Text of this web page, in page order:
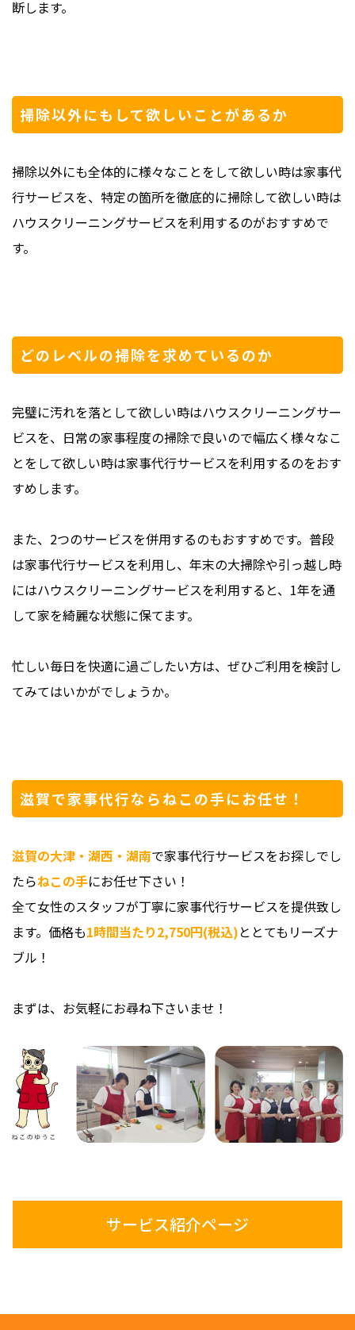
断します。
掃除以外にもして欲しいことがあるか
掃除以外にも全体的に様々なことをして欲しい時は家事代
行サービスを、特定の箇所を徹底的に掃除して欲しい時は
ハウスクリーニングサービスを利用するのがおすすめで
す。
どのレベルの掃除を求めているのか
完璧に汚れを落として欲しい時はハウスクリーニングサー
ビスを、日常の家事程度の掃除で良いので幅広く様々なこ
とをして欲しい時は家事代行サービスを利用するのをおす
すめします。
また、2つのサービスを併用するのもおすすめです。普段
は家事代行サービスを利用し、年末の大掃除や引っ越し時
にはハウスクリーニングサービスを利用すると、1年を通
して家を綺麗な状態に保てます。
忙しい毎日を快適に過ごしたい方は、ぜひご利用を検討し
てみてはいかがでしょうか。
滋賀で家事代行ならねこの手にお任せ！
滋賀の大津・湖西・湖南で家事代行サービスをお探しでし
たらねこの手にお任せ下さい！
全て女性のスタッフが丁寧に家事代行サービスを提供致し
ます。価格も1時間当たり2,750円(税込)ととてもリーズナ
ブル！
まずは、お気軽にお尋ね下さいませ！
サービス紹介ページ